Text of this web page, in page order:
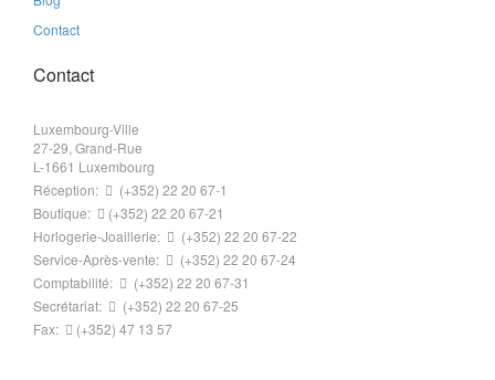
Contact
Contact
Luxembourg-Ville
27-29, Grand-Rue
L-1661 Luxembourg
Réception:
(+352) 22 20 67-1
Boutique:
(+352) 22 20 67-21
Horlogerie-Joaillerie:
(+352) 22 20 67-22
Service-Après-vente:
(+352) 22 20 67-24
Comptabilité:
(+352) 22 20 67-31
Secrétariat:
(+352) 22 20 67-25
Fax:
(+352) 47 13 57